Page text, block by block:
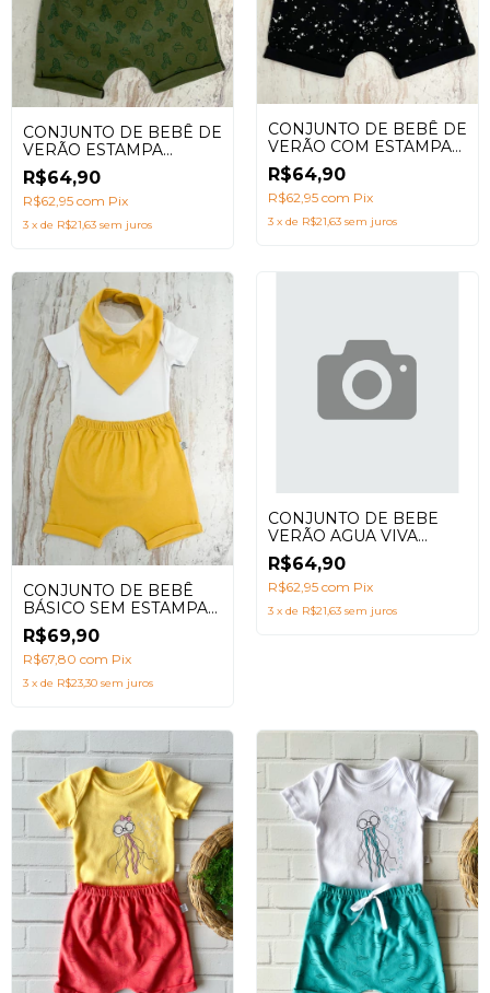
CONJUNTO DE BEBÊ DE
VERÃO ESTAMPA
CACHORRO - 100%
ALGODÃO PARA DIAS
ENSOLARADOS
R$64,90
R$62,95 com Pix
3 x de R$21,63 sem juros
CONJUNTO DE BEBÊ DE
VERÃO COM ESTAMPA
PRETO UNIVERSO
R$64,90
R$62,95 com Pix
3 x de R$21,63 sem juros
CONJUNTO DE BEBÊ
BÁSICO SEM ESTAMPAS
DE VERÃO EM
AMARELO E BRANCO
R$69,90
R$67,80 com Pix
3 x de R$23,30 sem juros
CONJUNTO DE BEBE
VERÃO AGUA VIVA
VERDE AGUA E AZUL
MARINHO- 100%
ALGODÃO PARA DIAS
ENSOLARADOS
R$64,90
R$62,95 com Pix
3 x de R$21,63 sem juros